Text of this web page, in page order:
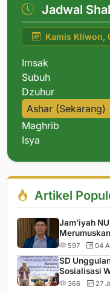
Jadwal
Kamis Kliwon,
Imsak
Subuh
Dzuhur
Ashar (Sekarang)
Maghrib
Isya
Artikel
Jam’iyah
597 04
SD
Sosialisasi
366 27